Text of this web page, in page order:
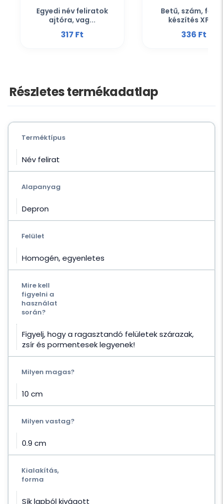
Egyedi név feliratok
ajtóra, vag...
317 Ft‎
Betű, szám,
készítés XPS...
336 Ft‎
Részletes termékadatlap
Terméktípus
Név felirat
Alapanyag
Depron
Felület
Homogén, egyenletes
Mire kell
figyelni a
használat
során?
Figyelj, hogy a ragasztandó felületek szárazak,
zsír és pormentesek legyenek!
Milyen magas?
10 cm
Milyen vastag?
0.9 cm
Kialakítás,
forma
Sík lapból kivágott